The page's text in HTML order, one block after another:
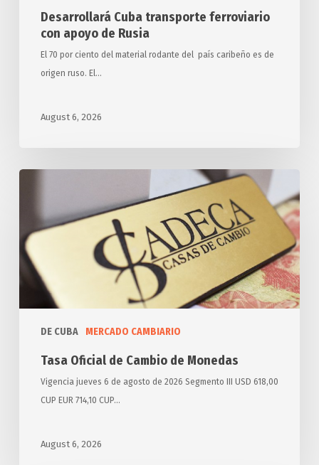
Desarrollará Cuba transporte ferroviario
con apoyo de Rusia
El 70 por ciento del material rodante del país caribeño es de
origen ruso. El…
August 6, 2026
DE CUBA MERCADO CAMBIARIO
Cambio
de
Monedas
Tasa Oficial de Cambio de Monedas
Vigencia jueves 6 de agosto de 2026 Segmento III USD 618,00
CUP EUR 714,10 CUP…
August 6, 2026